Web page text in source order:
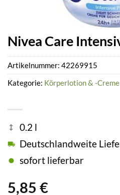
Nivea Care
5,85 €
0.2 l
Deutschlandweite
sofort lieferbar
Artikelnummer: 42269915
Kategorie: Körperlotion & -Creme